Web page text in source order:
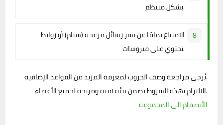
بشكل منتظم.
الامتناع تمامًا عن نشر رسائل مزعجة (سبام) أو روابط
تحتوي على فيروسات.
يُرجى مراجعة وصف الجروب لمعرفة المزيد من القواعد الإضافية.
الالتزام بهذه الشروط يضمن بيئة آمنة ومريحة لجميع الأعضاء.
الأنضمام الى المجموعة